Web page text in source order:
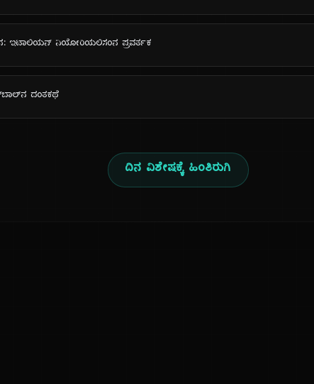
ಇಟಾಲಿಯನ್ ನಿಯೋರಿಯಲಿಸಂನ ಪ್ರವರ್ತಕ
ದಂತಕಥೆ
ದಿನ ವಿಶೇಷಕ್ಕೆ ಹಿಂತಿರುಗಿ